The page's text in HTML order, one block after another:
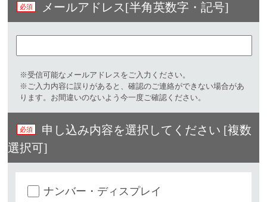
メールアドレス[半角英数字・記号]​
※受信可能なメールアドレスをご入力ください。​
※ご入力内容に誤りがあると、確認のご連絡ができない場合があ
ります。お間違いのないよう今一度ご確認ください。
申し込み内容を選択してください [複数
選択可]
ナンバー・ディスプレイ